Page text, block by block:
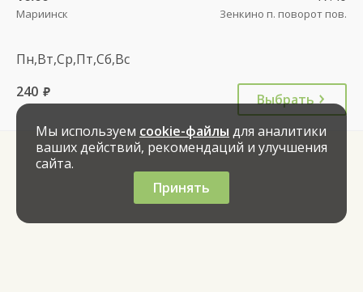
Мариинск Зенкино п. поворот пов.
Пн,Вт,Ср,Пт,Сб,Вс
240 руб.
Выбрать
Мы используем cookie-файлы для аналитики
ваших действий, рекомендаций и улучшения
сайта.
Принять